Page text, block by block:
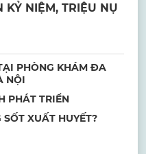
KỶ NIỆM, TRIỆU NỤ
PHÒNG KHÁM ĐA
NỘI
PHÁT TRIỂN
XUẤT HUYẾT?